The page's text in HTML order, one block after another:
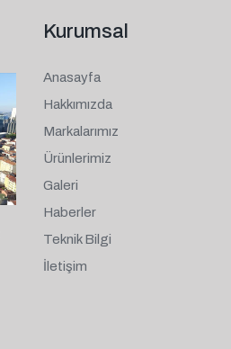
Kurumsal
Anasayfa
Hakkımızda
Markalarımız
Ürünlerimiz
Galeri
Haberler
Teknik Bilgi
İletişim